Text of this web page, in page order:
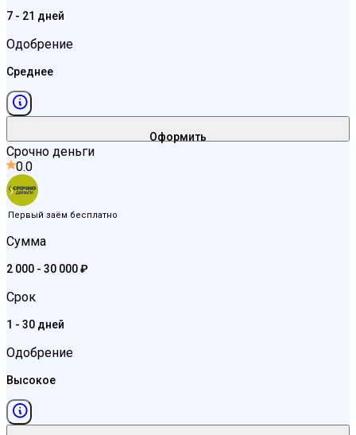
7 - 21 дней
Одобрение
Среднее
Оформить
Срочно деньги
0.0
Первый заём бесплатно
Сумма
2 000 - 30 000 ₽
Срок
1 - 30 дней
Одобрение
Высокое